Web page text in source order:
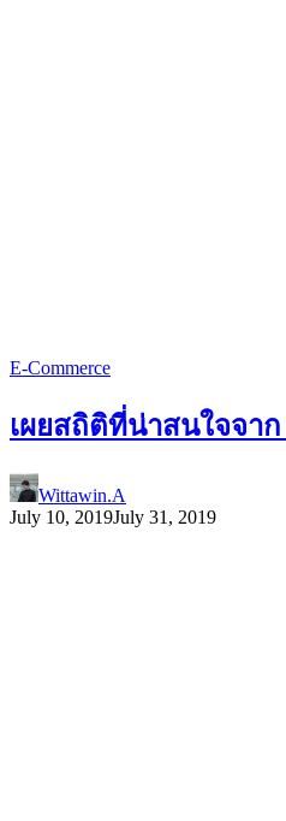
E-Commerce
เผยสถิติที่น่าสนใจจา
Wittawin.A
July 10, 2019July 31, 2019